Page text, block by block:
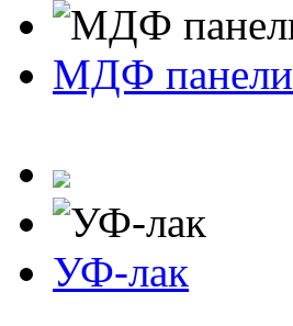
МДФ панели
УФ-лак